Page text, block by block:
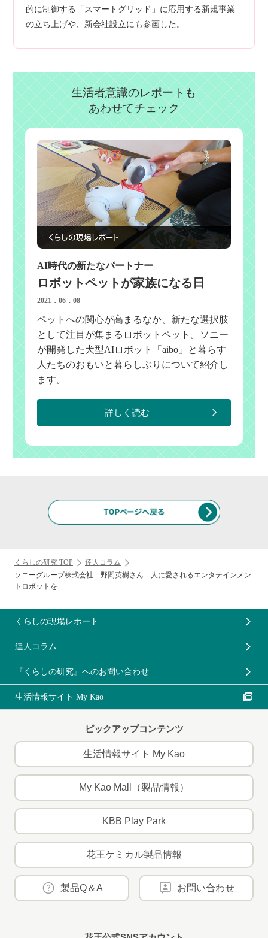
的に制御する「スマートグリッド」に応用する新規事業
の立ち上げや、新会社設立にも参画した。
生活者意識のレポートも
あわせてチェック
AI時代の新たなパートナー
ロボットペットが家族になる日
2021．06．08
ペットへの関心が高まるなか、新たな選択肢
として注目が集まるロボットペット。ソニー
が開発した犬型AIロボット「aibo」と暮らす
人たちのおもいと暮らしぶりについて紹介し
ます。
詳しく読む
くらしの研究 TOP
達人コラム
ソニーグループ株式会社 野間英樹さん 人に愛されるエンタテインメン
トロボットを
くらしの現場レポート
達人コラム
『くらしの研究』へのお問い合わせ
生活情報サイト My Kao
ピックアップコンテンツ
生活情報サイト My Kao
My Kao Mall（製品情報）
KBB Play Park
花王ケミカル製品情報
製品Q＆A お問い合わせ